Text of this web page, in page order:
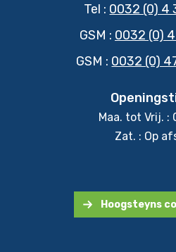
Tel : 0032 (0) 4
GSM : 0032 (0)
GSM : 0032 (0)
Maa. tot Vrij. :
Zat. : Op
Hoogsteyns